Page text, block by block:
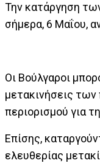
Την κατάργηση
σήμερα, 6 Μαΐου,
Οι Βούλγαροι
μετακινήσεις
περιορισμού για
Επίσης,
ελευθερίας